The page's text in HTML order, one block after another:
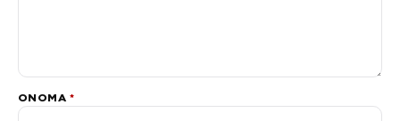
ΌΝΟΜΑ *